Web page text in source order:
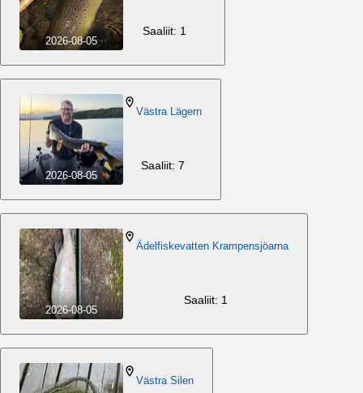
2026-08-05
Saaliit: 1
2026-08-05
Västra Lägern
Saaliit: 7
2026-08-05
Ädelfiskevatten Krampensjöarna
Saaliit: 1
Västra Silen